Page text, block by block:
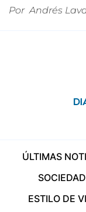
Por Andrés
ÚLTIMAS
SOCIEDAD
ESTILO DE